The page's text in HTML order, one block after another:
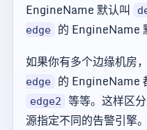
EngineName 默认叫
edge
的 EngineName
如果你有多个边缘机房
edge
的 EngineName
edge2
等等。这样区
源指定不同的告警引擎。